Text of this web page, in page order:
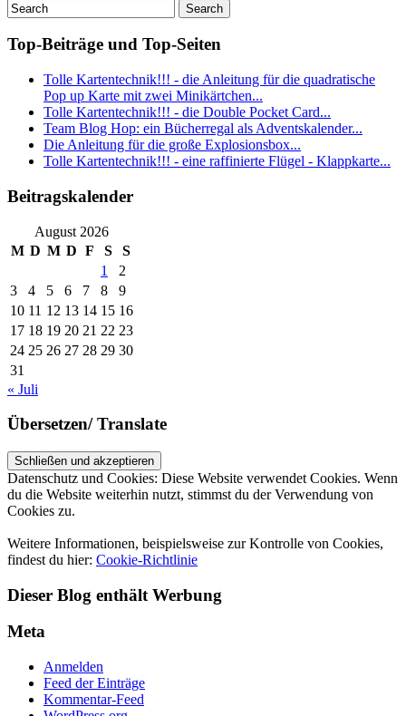
Top-Beiträge und Top-Seiten
Tolle Kartentechnik!!! - die Anleitung für die quadratische
Pop up Karte mit zwei Minikärtchen...
Tolle Kartentechnik!!! - die Double Pocket Card...
Team Blog Hop: ein Bücherregal als Adventskalender...
Die Anleitung für die große Explosionsbox...
Tolle Kartentechnik!!! - eine raffinierte Flügel - Klappkarte...
Beitragskalender
August 2026
M D M D F S
S
1
2
3
4 5 6 7 8
9
10 11 12 13 14 15 16
17 18 19 20 21 22 23
24 25 26 27 28 29 30
31
« Juli
Übersetzen/ Translate
Datenschutz und Cookies: Diese Website verwendet Cookies. Wenn
du die Website weiterhin nutzt, stimmst du der Verwendung von
Cookies zu.
Weitere Informationen, beispielsweise zur Kontrolle von Cookies,
findest du hier: Cookie-Richtlinie
Dieser Blog enthält Werbung
Meta
Anmelden
Feed der Einträge
Kommentar-Feed